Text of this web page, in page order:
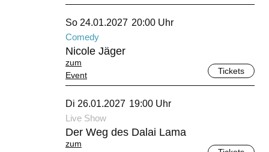
Januar 2027
So 24.01.2027 20:00 Uhr
Comedy
Tickets
Nicole Jäger
zum
Event
Januar 2027
Di 26.01.2027 19:00 Uhr
Live Show
Der Weg des Dalai Lama
zum